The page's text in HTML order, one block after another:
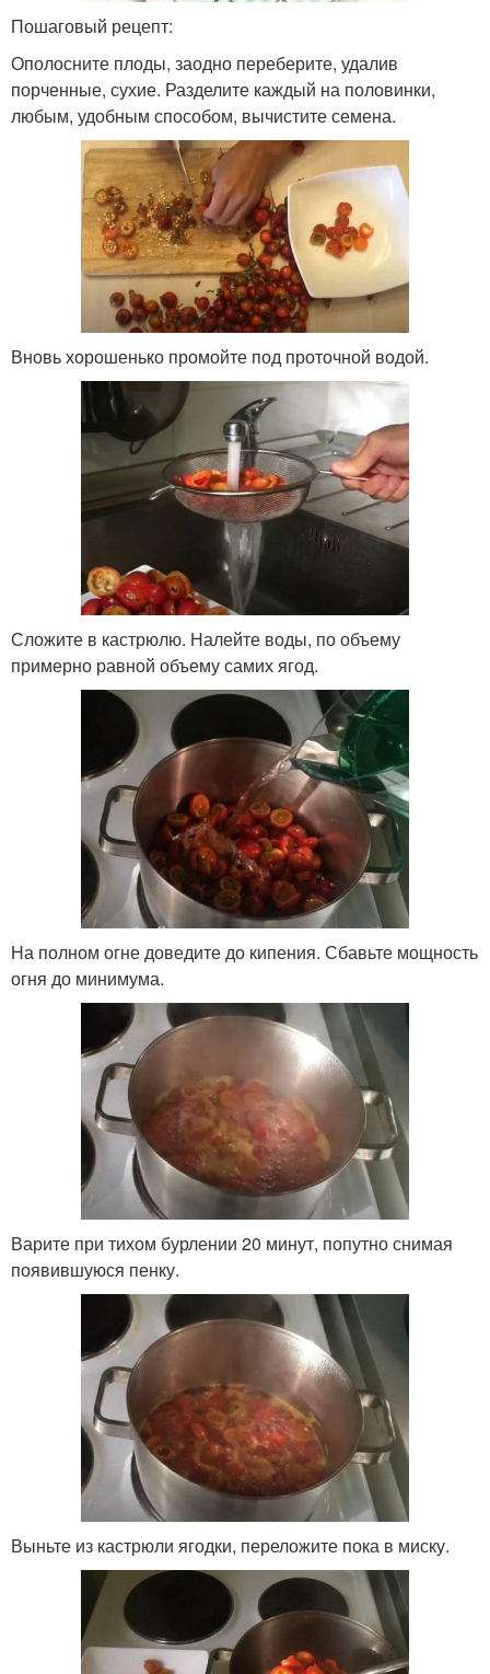
Пошаговый рецепт:
Ополосните плоды, заодно переберите, удалив
порченные, сухие. Разделите каждый на половинки,
любым, удобным способом, вычистите семена.
Вновь хорошенько промойте под проточной водой.
Сложите в кастрюлю. Налейте воды, по объему
примерно равной объему самих ягод.
На полном огне доведите до кипения. Сбавьте мощность
огня до минимума.
Варите при тихом бурлении 20 минут, попутно снимая
появившуюся пенку.
Выньте из кастрюли ягодки, переложите пока в миску.